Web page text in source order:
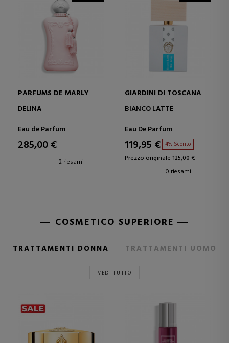
PARFUMS DE MARLY
DELINA
Eau de Parfum
285,00 €
2 riesami
GIARDINI DI TOSCANA
BIANCO LATTE
Eau De Parfum
119,95 € 4% Sconto
Prezzo originale 125,00 €
0 riesami
COSMETICO SUPERIORE
TRATTAMENTI DONNA TRATTAMENTI UOMO
VEDI TUTTO